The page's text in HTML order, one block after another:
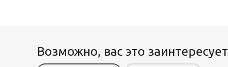
Возможно, вас это заинтересует